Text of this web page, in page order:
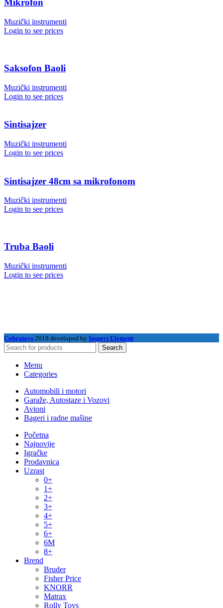
Mikrofon
Muzički instrumenti
Login to see prices
Saksofon Baoli
Muzički instrumenti
Login to see prices
Sintisajzer
Muzički instrumenti
Login to see prices
Sintisajzer 48cm sa mikrofonom
Muzički instrumenti
Login to see prices
Truba Baoli
Muzički instrumenti
Login to see prices
Cobratoys 2018 developed by Inspect Element
Search
Menu
Categories
Automobili i motori
Garaže, Autostaze i Vozovi
Avioni
Bageri i radne mašine
Početna
Najnovije
Igračke
Prodavnica
Uzrast
0+
1+
2+
3+
4+
5+
6+
6M
8+
Brend
Bruder
Fisher Price
KNORR
Matrax
Rolly Toys